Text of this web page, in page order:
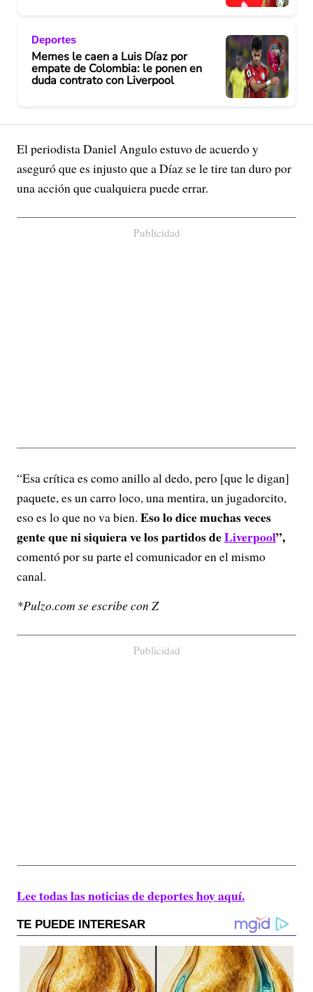
Deportes
Memes le caen a Luis Díaz por
empate de Colombia: le ponen en
duda contrato con Liverpool
El periodista Daniel Angulo estuvo de acuerdo y
aseguró que es injusto que a Díaz se le tire tan duro por
una acción que cualquiera puede errar.
Publicidad
“Esa crítica es como anillo al dedo, pero [que le digan]
paquete, es un carro loco, una mentira, un jugadorcito,
eso es lo que no va bien. Eso lo dice muchas veces
gente que ni siquiera ve los partidos deLiverpool”,
comentó por su parte el comunicador en el mismo
canal.
*Pulzo.com se escribe con Z
Publicidad
Lee todas las noticias de deportes hoy aquí.